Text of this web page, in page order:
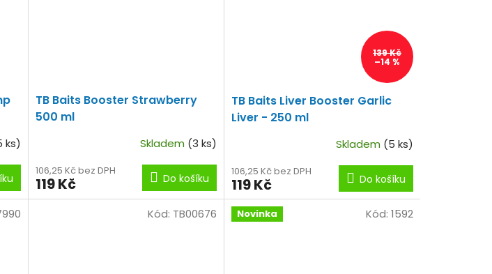
ks)
TB Baits Booster Strawberry
500 ml
Skladem (3 ks)
106,25 Kč bez DPH
119 Kč Do košíku
139 Kč
–14 %
TB Baits Liver Booster Garlic
Liver - 250 ml
Skladem (5 ks)
106,25 Kč bez DPH
119 Kč Do košíku
Kód: TB00676 Novinka Kód: 1592